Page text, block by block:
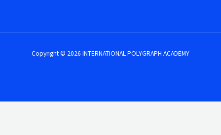
Copyright © 2026 INTERNATIONAL POLYGRAPH ACADEMY